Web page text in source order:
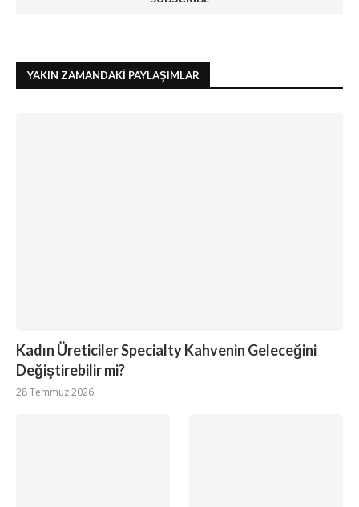
YAKIN ZAMANDAKI PAYLAŞIMLAR
Kadın Üreticiler Specialty Kahvenin Geleceğini
Değiştirebilir mi?
28 Temmuz 2026